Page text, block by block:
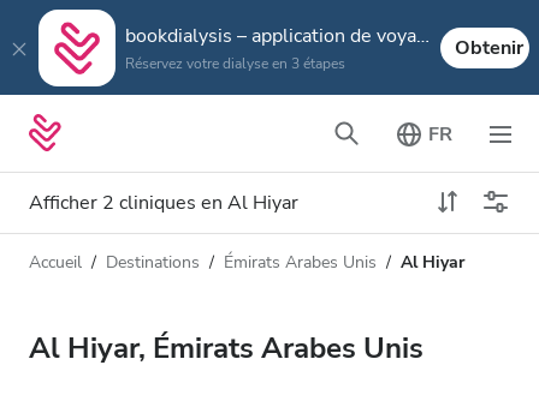
bookdialysis – application de voyage
Réservez votre dialyse en 3 étapes
Obtenir
FR
Afficher 2 cliniques en Al Hiyar
Type de dialyse
Toutes les dialyses
Distance
Accueil Destinations Émirats Arabes Unis Al Hiyar
Al Hiyar, Émirats Arabes Unis